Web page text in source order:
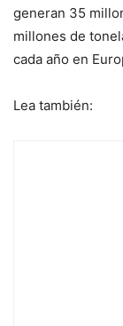
generan 35
millones de
cada año en
Lea también: